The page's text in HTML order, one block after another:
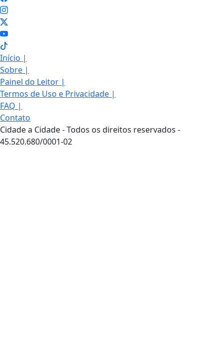
Início |
Sobre |
Painel do Leitor |
Termos de Uso e Privacidade |
FAQ |
Contato
Cidade a Cidade - Todos os direitos reservados -
45.520.680/0001-02